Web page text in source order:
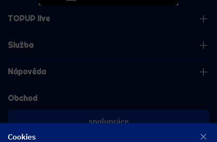
TOPUP live
Služba
Nápověda
Obchod
spolupráce
Cookies